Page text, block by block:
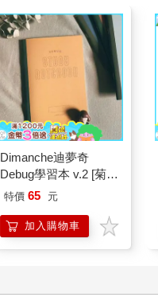
Dimanche迪夢奇
Debug學習本 v.2 [菊
黃]
特價 65 元
加入購物車